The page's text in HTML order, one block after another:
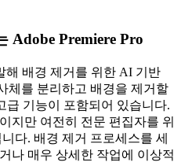
Adobe Premiere Pro
해 배경 제거를 위한 AI 기반
체를 분리하고 배경을 제거할
기능이 포함되어 있습니다.
지만 여전히 전문 편집자를 위
다. 배경 제거 프로세스를 세
나 매우 상세한 작업에 이상적